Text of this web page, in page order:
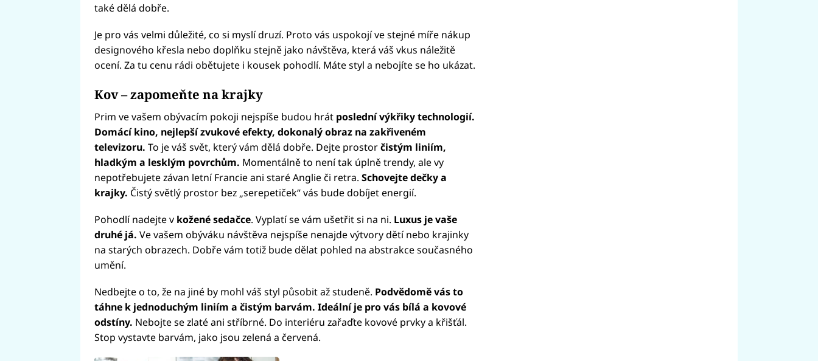
také dělá dobře.
Je pro vás velmi důležité, co si myslí druzí. Proto vás uspokojí ve stejné míře nákup
designového křesla nebo doplňku stejně jako návštěva, která váš vkus náležitě
ocení. Za tu cenu rádi obětujete i kousek pohodlí. Máte styl a nebojíte se ho ukázat.
Kov – zapomeňte na krajky
Prim ve vašem obývacím pokoji nejspíše budou hrát poslední výkřiky technologií.
Domácí kino, nejlepší zvukové efekty, dokonalý obraz na zakřiveném
televizoru. To je váš svět, který vám dělá dobře. Dejte prostorčistým liniím,
hladkým a lesklým povrchům. Momentálně to není tak úplně trendy, ale vy
nepotřebujete závan letní Francie ani staré Anglie či retra. Schovejte dečky a
krajky. Čistý světlý prostor bez „serepetiček“ vás bude dobíjet energií.
Pohodlí nadejte v kožené sedačce. Vyplatí se vám ušetřit si na ni. Luxus je vaše
druhé já. Ve vašem obýváku návštěva nejspíše nenajde výtvory dětí nebo krajinky
na starých obrazech. Dobře vám totiž bude dělat pohled na abstrakce současného
umění.
Nedbejte o to, že na jiné by mohl váš styl působit až studeně. Podvědomě vás to
táhne k jednoduchým liniím a čistým barvám. Ideální je pro vás bílá a kovové
odstíny. Nebojte se zlaté ani stříbrné. Do interiéru zařaďte kovové prvky a křišťál.
Stop vystavte barvám, jako jsou zelená a červená.